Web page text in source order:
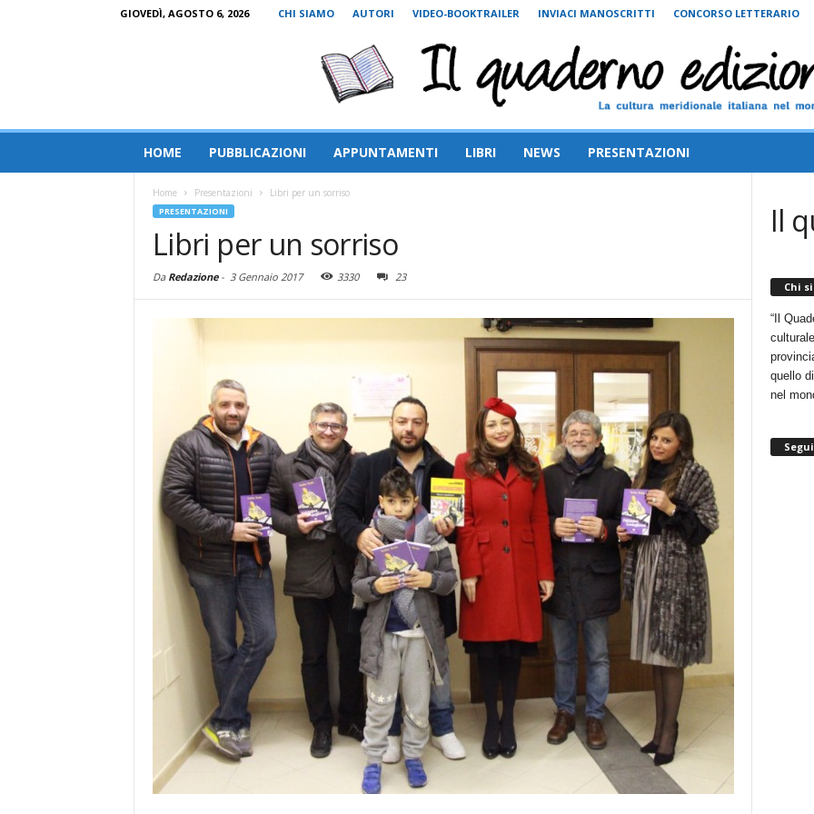
GIOVEDÌ, AGOSTO 6, 2026 CHI SIAMO AUTORI VIDEO-BOOKTRAILER INVIACI MANOSCRITTI CONCORSO LETTERARIO
HOME PUBBLICAZIONI APPUNTAMENTI LIBRI NEWS PRESENTAZIONI
Home Presentazioni Libri per un sorriso
PRESENTAZIONI
Libri per un sorriso
Da Redazione- 3 Gennaio 2017 3330 23
Il
Chi
“Il
quello
nel